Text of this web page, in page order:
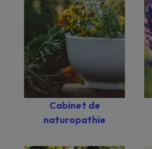
Cabinet de
naturopathie